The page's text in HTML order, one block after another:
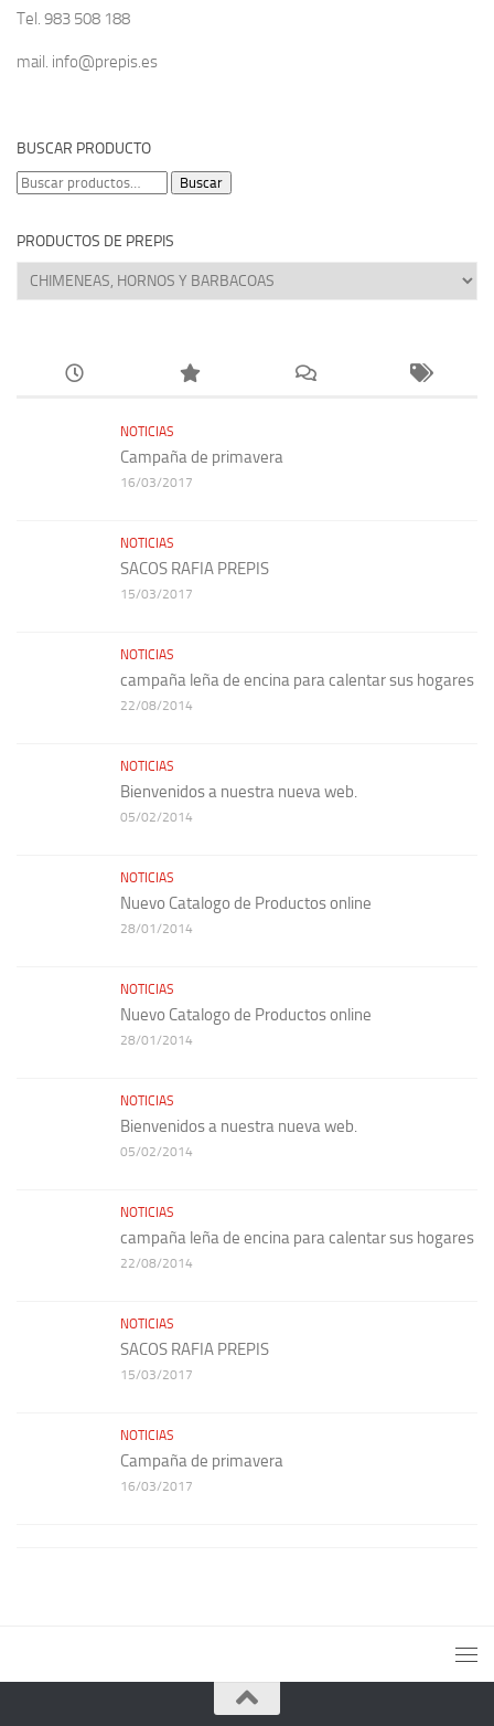
Tel. 983 508 188
mail. info@prepis.es
BUSCAR PRODUCTO
Buscar
Buscar
PRODUCTOS DE PREPIS
NOTICIAS
Campaña de primavera
16/03/2017
NOTICIAS
SACOS RAFIA PREPIS
15/03/2017
NOTICIAS
campaña leña de encina para calentar sus hogares
22/08/2014
NOTICIAS
Bienvenidos a nuestra nueva web.
05/02/2014
NOTICIAS
Nuevo Catalogo de Productos online
28/01/2014
NOTICIAS
Nuevo Catalogo de Productos online
28/01/2014
NOTICIAS
Bienvenidos a nuestra nueva web.
05/02/2014
NOTICIAS
campaña leña de encina para calentar sus hogares
22/08/2014
NOTICIAS
SACOS RAFIA PREPIS
15/03/2017
NOTICIAS
Campaña de primavera
16/03/2017